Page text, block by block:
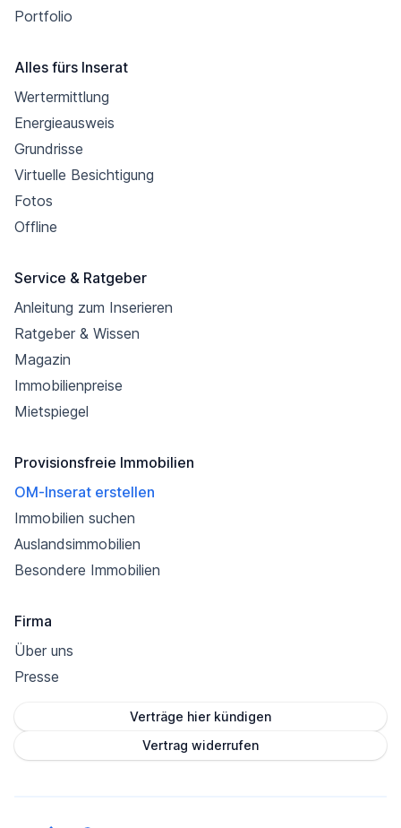
Portfolio
Alles fürs Inserat
Wertermittlung
Energieausweis
Grundrisse
Virtuelle Besichtigung
Fotos
Offline
Service & Ratgeber
Anleitung zum Inserieren
Ratgeber & Wissen
Magazin
Immobilienpreise
Mietspiegel
Provisionsfreie Immobilien
OM-Inserat erstellen
Immobilien suchen
Auslandsimmobilien
Besondere Immobilien
Firma
Über uns
Presse
Verträge hier kündigen
Vertrag widerrufen